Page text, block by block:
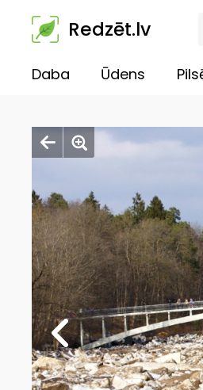
Redzēt.lv
Daba Ūdens